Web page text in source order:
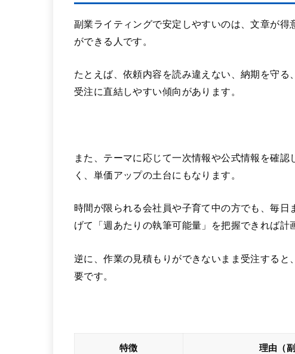
副業ライティングで安定しやすいのは、文章が得
ができる人です。
たとえば、依頼内容を読み違えない、納期を守
受注に直結しやすい傾向があります。
また、テーマに応じて一次情報や公式情報を確
く、単価アップの土台にもなります。
時間が限られる会社員や子育て中の方でも、毎
げて「週あたりの執筆可能量」を把握できれば計
逆に、作業の見積もりができないまま受注する
要です。
特徴 理由（